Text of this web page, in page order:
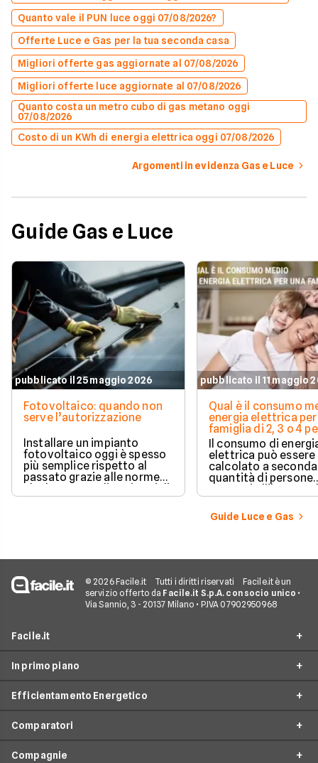
Quanto vale il PUN luce oggi 07/08/2026?
Offerte Luce e Gas per la tua seconda casa
Migliori offerte gas aggiornate al 07/08/2026
Migliori offerte luce aggiornate al 07/08/2026
Quanto costa un metro cubo di gas metano oggi
07/08/2026
Costo di un KWh di energia elettrica oggi 07/08/2026
Argomenti in evidenza Gas e Luce
Guide Gas e Luce
pubblicato il 25 maggio 2026
Fotovoltaico: quando non
serve l’autorizzazione
Installare un impianto
fotovoltaico oggi è spesso
più semplice rispetto al
passato grazie alle norme
che hanno ampliato i casi di
edilizia libera.
pubblicato il 11 maggio
Qual è il consumo
energia elettrica per
famiglia di 2, 3 o 4
Il consumo di
elettrica può essere
calcolato a
quantità di persone
presenti all'interno
determinato
numerosi i fattori
influenzano questo
effettuare una
Guide Luce e Gas
© 2026 Facile.it Tutti i diritti riservati
Facile.it è un
servizio offerto da Facile.it S.p.A. con socio unico •
Via Sannio, 3 - 20137 Milano • P.IVA 07902950968
Facile.it
Assicurazioni
Prestiti
In primo piano
Offerte Luce e Gas
Offerte Energia Elettrica
Efficientamento Energetico
Impianto fotovoltaico
Caldaia a condensazione
Comparatori
Compagnie